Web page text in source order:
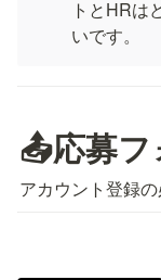
トとHRは
いです。
📤応募
アカウント登録